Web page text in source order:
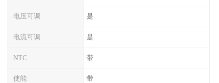
电压可调 是
电流可调 是
NTC 带
使能 带